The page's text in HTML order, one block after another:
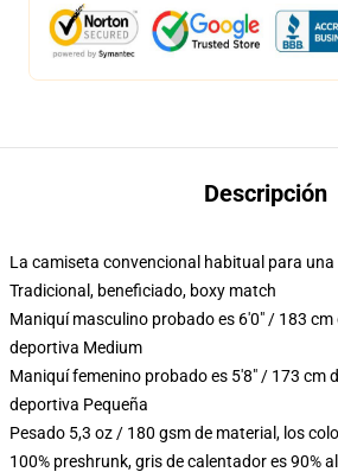
Descripción
La camiseta convencional habitual para una
Tradicional, beneficiado, boxy match
Maniquí masculino probado es 6'0" / 183
deportiva Medium
Maniquí femenino probado es 5'8" / 173 cm
deportiva Pequeña
Pesado 5,3 oz / 180 gsm de material, los
100% preshrunk, gris de calentador es 90%